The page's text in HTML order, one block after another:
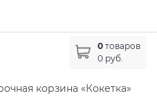
0 товаров
0 руб.
корзина «Кокетка»